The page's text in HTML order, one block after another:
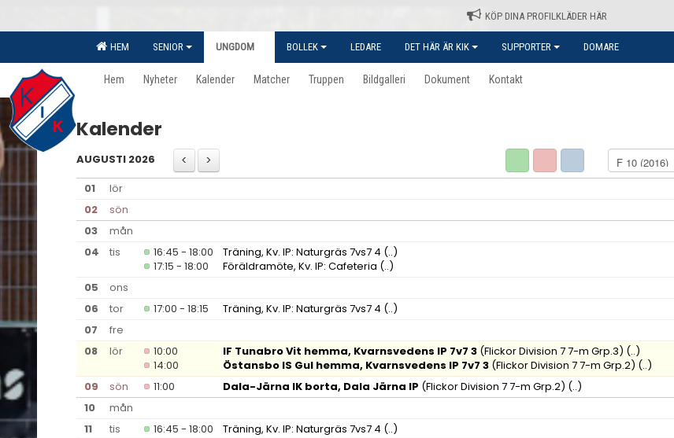
KÖP DINA PROFILKLÄDER HÄR
HEM SENIOR UNGDOM BOLLEK LEDARE DET HÄR ÄR KIK SUPPORTER DOMARE
Hem Nyheter Kalender Matcher Truppen Bildgalleri Dokument Kontakt
Kalender
AUGUSTI 2026
01
lör
02
sön
03
mån
04
tis 16:45 - 18:00 Träning, Kv. IP: Naturgräs 7vs7 4 (..)
17:15 - 18:00
Föräldramöte, Kv. IP: Cafeteria (..)
05
ons
06
tor 17:00 - 18:15 Träning, Kv. IP: Naturgräs 7vs7 4 (..)
07
fre
08
lör 10:00 IF Tunabro Vit hemma, Kvarnsvedens IP 7v7 3 (Flickor Division 7 7-m Grp.3) (..)
14:00
Östansbo IS Gul hemma, Kvarnsvedens IP 7v7 3 (Flickor Division 7 7-m Grp.2) (..)
09
sön 11:00 Dala-Järna IK borta, Dala Järna IP (Flickor Division 7 7-m Grp.2) (..)
10
mån
11
tis 16:45 - 18:00 Träning, Kv. IP: Naturgräs 7vs7 4 (..)